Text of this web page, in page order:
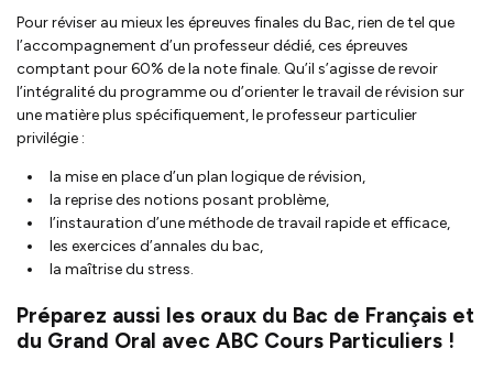
Pour réviser au mieux les épreuves finales du Bac, rien de tel que
l’accompagnement d’un professeur dédié, ces épreuves
comptant pour 60% de la note finale. Qu’il s’agisse de revoir
l’intégralité du programme ou d’orienter le travail de révision sur
une matière plus spécifiquement, le professeur particulier
privilégie :
la mise en place d’un plan logique de révision,
la reprise des notions posant problème,
l’instauration d’une méthode de travail rapide et efficace,
les exercices d’annales du bac,
la maîtrise du stress.
Préparez aussi les oraux du Bac de Français et
du Grand Oral avec ABC Cours Particuliers !